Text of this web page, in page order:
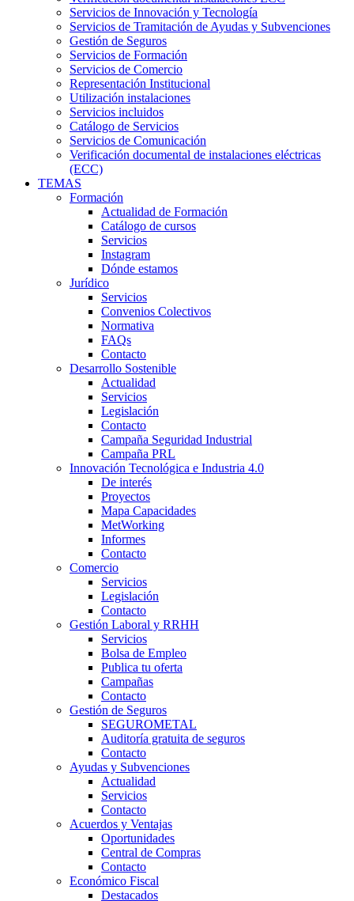
Servicios de Innovación y Tecnología
Servicios de Tramitación de Ayudas y Subvenciones
Gestión de Seguros
Servicios de Formación
Servicios de Comercio
Representación Institucional
Utilización instalaciones
Servicios incluidos
Catálogo de Servicios
Servicios de Comunicación
Verificación documental de instalaciones eléctricas
(ECC)
TEMAS
Formación
Actualidad de Formación
Catálogo de cursos
Servicios
Instagram
Dónde estamos
Jurídico
Servicios
Convenios Colectivos
Normativa
FAQs
Contacto
Desarrollo Sostenible
Actualidad
Servicios
Legislación
Contacto
Campaña Seguridad Industrial
Campaña PRL
Innovación Tecnológica e Industria 4.0
De interés
Proyectos
Mapa Capacidades
MetWorking
Informes
Contacto
Comercio
Servicios
Legislación
Contacto
Gestión Laboral y RRHH
Servicios
Bolsa de Empleo
Publica tu oferta
Campañas
Contacto
Gestión de Seguros
SEGUROMETAL
Auditoría gratuita de seguros
Contacto
Ayudas y Subvenciones
Actualidad
Servicios
Contacto
Acuerdos y Ventajas
Oportunidades
Central de Compras
Contacto
Económico Fiscal
Destacados